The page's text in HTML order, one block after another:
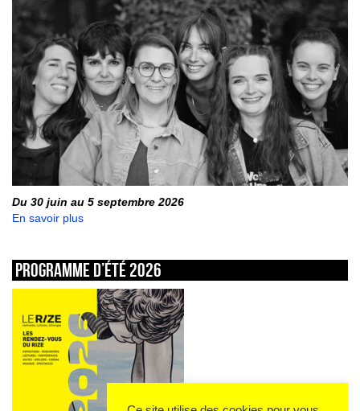
Du 30 juin au 5 septembre 2026
En savoir plus
Programme d’été 2026